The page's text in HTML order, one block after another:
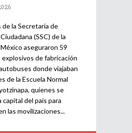
la Secretaría de
(SSC) de la
aseguraron 59
de fabricación
donde viajaban
de la Escuela Normal
quienes se
capital del país para
las movilizaciones